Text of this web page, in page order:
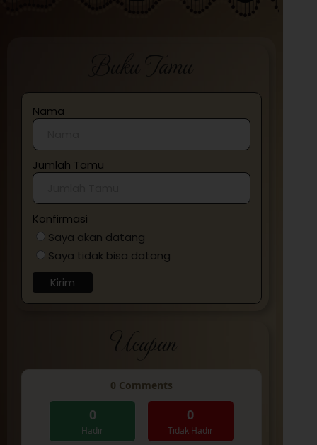
Buku Tamu
Nama
Jumlah Tamu
Konfirmasi
Saya akan datang
Saya tidak bisa datang
Kirim
Ucapan
0 Comments
0
Hadir
0
Tidak Hadir